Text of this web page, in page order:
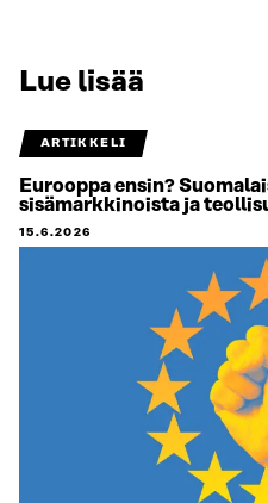
Lue lisää
ARTIKKELI
Eurooppa ensin?
sisämarkkinoista ja
15.6.2026